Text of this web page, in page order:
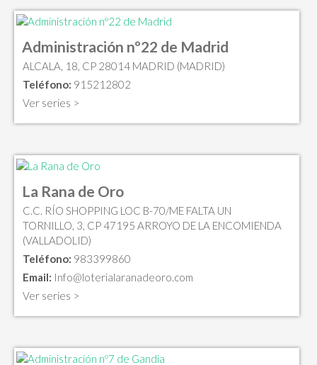
Administración nº22 de Madrid
ALCALA, 18, CP 28014 MADRID (MADRID)
Teléfono: 915212802
Ver series >
La Rana de Oro
C.C. RÍO SHOPPING LOC B-70/ME FALTA UN
TORNILLO, 3, CP 47195 ARROYO DE LA ENCOMIENDA
(VALLADOLID)
Teléfono: 983399860
Email: Info@loterialaranadeoro.com
Ver series >